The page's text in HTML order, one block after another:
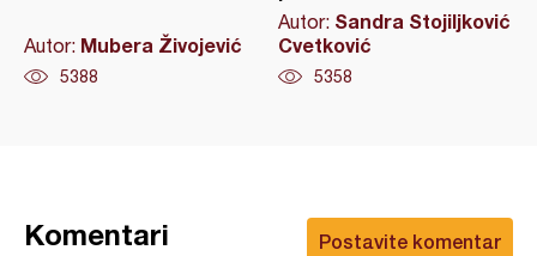
Autor: Mubera Živojević
5388
Autor: Sandra Stojiljković
Cvetković
5358
Postavite komentar
Komentari